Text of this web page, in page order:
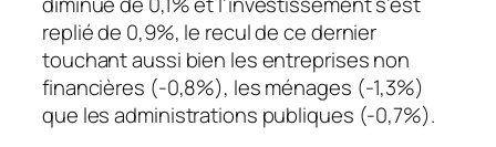
replié de 0,9%, le recul de ce dernier
touchant aussi bien les entreprises non
financières (-0,8%), les ménages (-1,3%)
que les administrations publiques (-0,7%).